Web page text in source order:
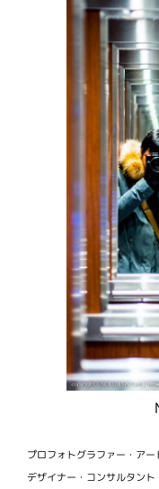
プロフォトグラファー・ア
デザイナー・コンサルタント